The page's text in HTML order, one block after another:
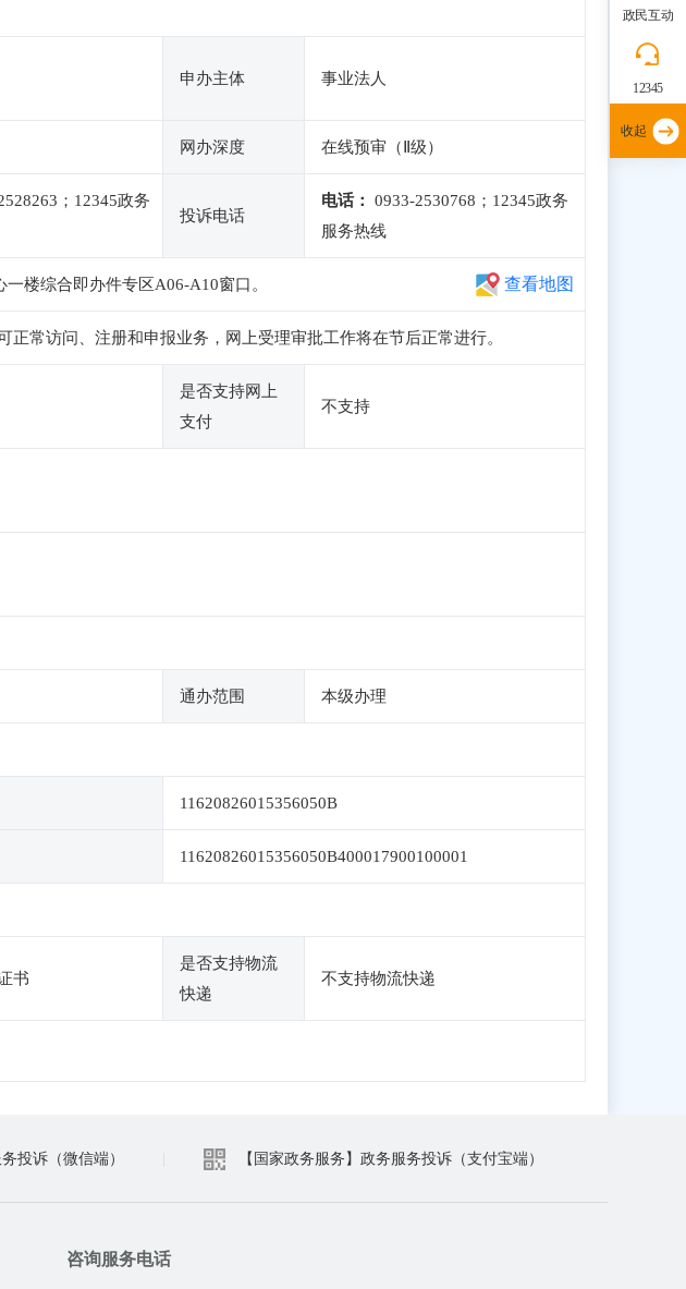
申办主体 事业法人
网办深度 在线预审（Ⅱ级）
；12345政务
投诉电话
电话：
0933-2530768；12345政务
服务热线
楼综合即办件专区A06-A10窗口。 查看地图
常访问、注册和申报业务，网上受理审批工作将在节后正常进行。
是否支持网上
支付
不支持
通办范围 本级办理
11620826015356050B
11620826015356050B400017900100001
书
是否支持物流
快递
不支持物流快递
投诉（微信端） 【国家政务服务】政务服务投诉（支付宝端）
咨询服务电话
政民互动
12345
收起